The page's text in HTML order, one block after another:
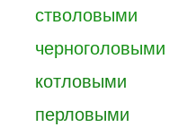
стволовыми
черноголовыми
котловыми
перловыми